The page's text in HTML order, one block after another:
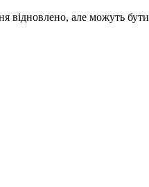
відновлено, але можуть бути